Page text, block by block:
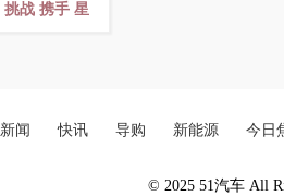
挑战 携手 星
新闻 快讯 导购 新能源 今日
© 2025 51汽车 All